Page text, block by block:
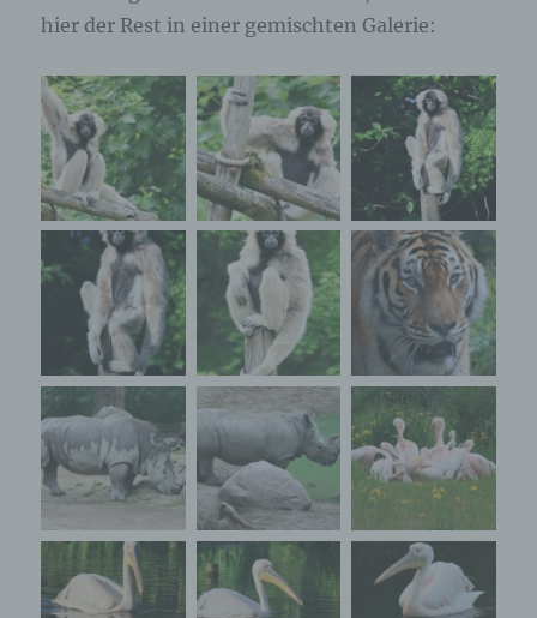
hier der Rest in einer gemischten Galerie:
Internetbrowsern, die andere Cookies enthalten,
kann über die eindeutige Cookie-ID wiedererkannt
und identifiziert werden.
Durch den Einsatz von Cookies kann den Nutzern
dieser Internetseite nutzerfreundlichere Services
bereitstellen, die ohne die Cookie-Setzung nicht
möglich wären.
Mittels eines Cookies können die Informationen
und Angebote auf unserer Internetseite im Sinne
des Benutzers optimiert werden. Cookies
ermöglichen uns, wie bereits erwähnt, die
Benutzer unserer Internetseite wiederzuerkennen.
Zweck dieser Wiedererkennung ist es, den
Nutzern die Verwendung unserer Internetseite zu
erleichtern. Der Benutzer einer Internetseite, die
Cookies verwendet, muss beispielsweise nicht bei
jedem Besuch der Internetseite erneut seine
Zugangsdaten eingeben, weil dies von der
Internetseite und dem auf dem Computersystem
des Benutzers abgelegten Cookie übernommen
wird. Ein weiteres Beispiel ist das Cookie eines